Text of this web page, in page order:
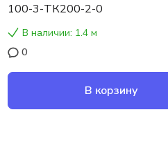
100-3-ТК200-2-0
В наличии: 1.4 м
0
В корзину